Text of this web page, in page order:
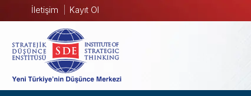
İletişim Kayıt Ol